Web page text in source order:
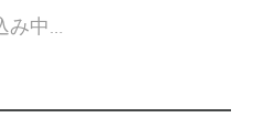
み中…